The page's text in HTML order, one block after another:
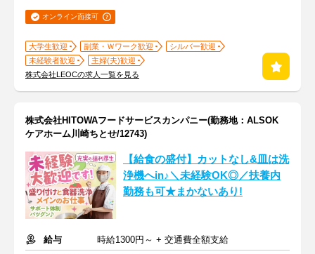
オンライン面接可
大学生歓迎 副業・Ｗワーク歓迎
シルバー歓迎
未経験者歓迎
主婦(夫)歓迎
株式会社LEOCの求人一覧を見る
株式会社HITOWAフードサービスカンパニー(勤務地：ALSOK
ケアホーム川崎ちとせ/12743)
【給食の盛付】カットなし&皿は洗
浄機へin♪＼未経験OK◎／扶養内
勤務も可★まかないあり!
給与
時給1300円～ + 交通費全額支給